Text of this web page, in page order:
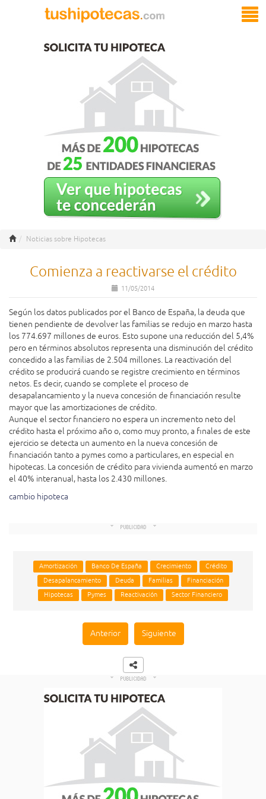
Noticias sobre Hipotecas
Comienza a reactivarse el crédito
11/05/2014
Según los datos publicados por el Banco de España, la deuda que
tienen pendiente de devolver las familias se redujo en marzo hasta
los 774.697 millones de euros. Esto supone una reducción del 5,4%
pero en términos absolutos representa una disminución del crédito
concedido a las familias de 2.504 millones. La reactivación del
crédito se producirá cuando se registre crecimiento en términos
netos. Es decir, cuando se complete el proceso de
desapalancamiento y la nueva concesión de financiación resulte
mayor que las amortizaciones de crédito.
Aunque el sector financiero no espera un incremento neto del
crédito hasta el próximo año o, como muy pronto, a finales de este
ejercicio se detecta un aumento en la nueva concesión de
financiación tanto a pymes como a particulares, en especial en
hipotecas. La concesión de crédito para vivienda aumentó en marzo
el 40% interanual, hasta los 2.430 millones.
cambio hipoteca
Amortización Banco De España Crecimiento
Crédito
Desapalancamiento
Deuda Familias
Financiación
Hipotecas
Pymes Reactivación Sector Financiero
Anterior Siguiente